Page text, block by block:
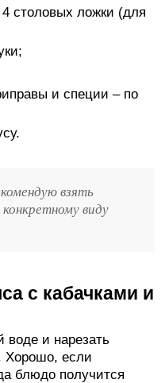
столовых ложки (для
и специи – по
взять
виду
с кабачками и
воде и нарезать
Хорошо, если
блюдо получится